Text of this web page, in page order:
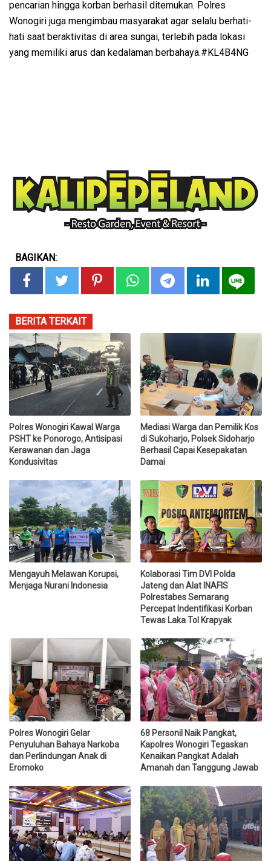
pencarian hingga korban berhasil ditemukan. Polres
Wonogiri juga mengimbau masyarakat agar selalu berhati-
hati saat beraktivitas di area sungai, terlebih pada lokasi
yang memiliki arus dan kedalaman berbahaya.#KL4B4NG
BAGIKAN:
BERITA TERKAIT
Polres Wonogiri Kawal Warga
PSHT ke Ponorogo, Antisipasi
Kerawanan dan Jaga
Kondusivitas
Mediasi Warga dan Pemilik Kos
di Sukoharjo, Polsek Sidoharjo
Berhasil Capai Kesepakatan
Damai
Mengayuh Melawan Korupsi,
Menjaga Nurani Indonesia
Kolaborasi Tim DVI Polda
Jateng dan Alat INAFIS
Polrestabes Semarang
Percepat Indentifikasi Korban
Tewas Laka Tol Krapyak
Polres Wonogiri Gelar
Penyuluhan Bahaya Narkoba
dan Perlindungan Anak di
Eromoko
68 Personil Naik Pangkat,
Kapolres Wonogiri Tegaskan
Kenaikan Pangkat Adalah
Amanah dan Tanggung Jawab